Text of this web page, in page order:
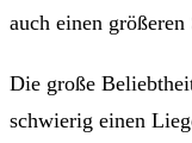
auch einen
Die große
schwierig einen